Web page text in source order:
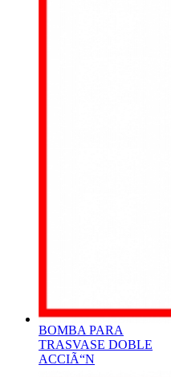
BOMBA PARA
TRASVASE DOBLE
ACCIÃ“N